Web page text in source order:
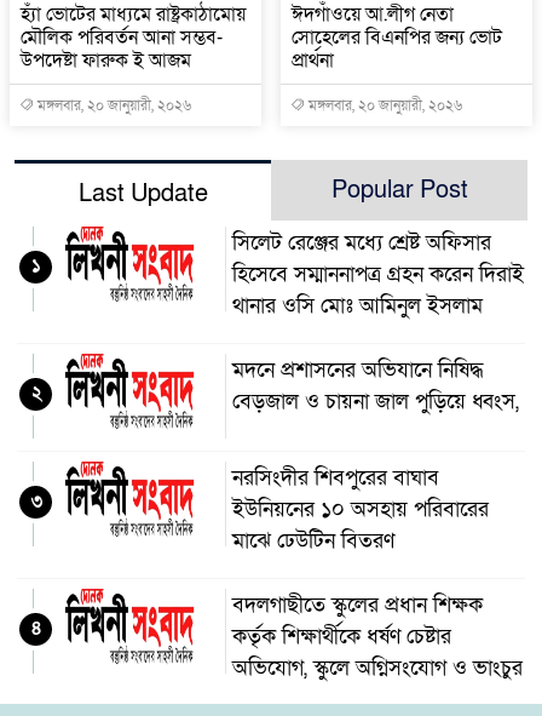
হ্যাঁ ভোটের মাধ্যমে রাষ্ট্রকাঠামোয়
মৌলিক পরিবর্তন আনা সম্ভব-
উপদেষ্টা ফারুক ই আজম
মঙ্গলবার, ২০ জানুয়ারী, ২০২৬
ঈদগাঁওয়ে আ.লীগ নেতা
সোহেলের বিএনপির জন্য ভোট
প্রার্থনা
মঙ্গলবার, ২০ জানুয়ারী, ২০২৬
Last Update Popular Post
সিলেট রেঞ্জের মধ্যে শ্রেষ্ট অফিসার
হিসেবে সম্মাননাপত্র গ্রহন করেন দিরাই
থানার ওসি মোঃ আমিনুল ইসলাম
১
মদনে প্রশাসনের অভিযানে নিষিদ্ধ
বেড়জাল ও চায়না জাল পুড়িয়ে ধ্বংস,
২
নরসিংদীর শিবপুরের বাঘাব
ইউনিয়নের ১০ অসহায় পরিবারের
মাঝে ঢেউটিন বিতরণ
৩
বদলগাছীতে স্কুলের প্রধান শিক্ষক
কর্তৃক শিক্ষার্থীকে ধর্ষণ চেষ্টার
অভিযোগ, স্কুলে অগ্নিসংযোগ ও ভাংচুর
৪